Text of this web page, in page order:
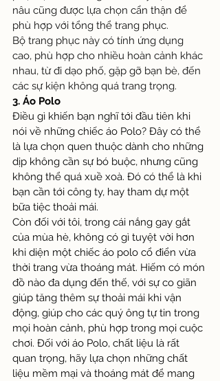
nâu cũng được lựa chọn cẩn thận để
phù hợp với tổng thể trang phục.
Bộ trang phục này có tính ứng dụng
cao, phù hợp cho nhiều hoàn cảnh khác
nhau, từ đi dạo phố, gặp gỡ bạn bè, đến
các sự kiện không quá trang trọng.
3. Áo Polo
Điều gì khiến bạn nghĩ tới đầu tiên khi
nói về những chiếc áo Polo? Đây có thể
là lựa chọn quen thuộc dành cho những
dịp không cần sự bó buộc, nhưng cũng
không thể quá xuề xoà. Đó có thể là khi
bạn cần tới công ty, hay tham dự một
bữa tiệc thoải mái.
Còn đối với tôi, trong cái nắng gay gắt
của mùa hè, không có gì tuyệt vời hơn
khi diện một chiếc áo polo cổ điển vừa
thời trang vừa thoáng mát. Hiếm có món
đồ nào đa dụng đến thế, với sự co giãn
giúp tăng thêm sự thoải mái khi vận
động, giúp cho các quý ông tự tin trong
mọi hoàn cảnh, phù hợp trong mọi cuộc
chơi. Đối với áo Polo, chất liệu là rất
quan trọng, hãy lựa chọn những chất
liệu mềm mại và thoáng mát để mang